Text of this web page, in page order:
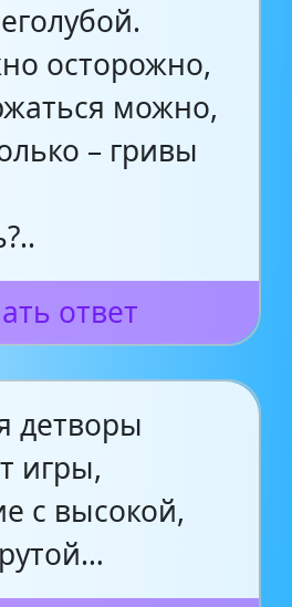
осторожно,
можно,
– гривы
ответ
детворы
игры,
с высокой,